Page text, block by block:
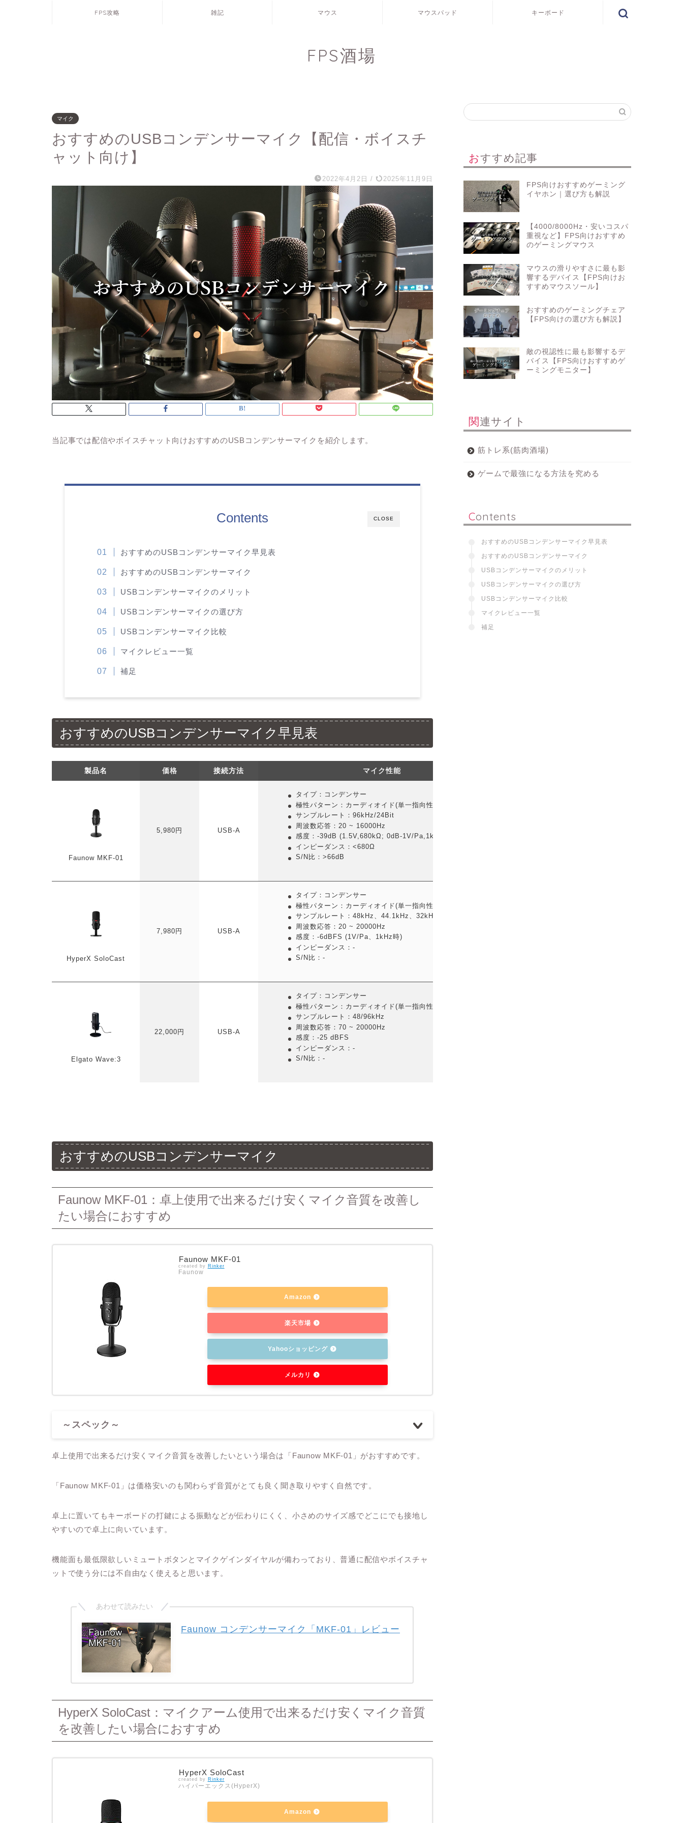
FPS攻略 雑記 マウス マウスパッド キーボード
FPS酒場
マイク
おすすめのUSBコンデンサーマイク【配信・ボイスチ
ャット向け】
2022年4月2日 / 2025年11月9日
当記事では配信やボイスチャット向けおすすめのUSBコンデンサーマイク を紹介します。
CLOSE
Contents
おすすめのUSBコンデンサーマイク早見表
おすすめのUSBコンデンサーマイク
USBコンデンサーマイクのメリット
USBコンデンサーマイクの選び方
USBコンデンサーマイク比較
マイクレビュー一覧
補足
おすすめのUSBコンデンサーマイク早見表
製品名 価格 接続方法 マイク性能
Faunow MKF-01
5,980円 USB-A
タイプ：コンデンサー
極性パターン：カーディオイド(単一指向性)
サンプルレート：96kHz/24Bit
周波数応答：20 ~ 16000Hz
感度：-39dB (1.5V,680kΩ; 0dB-1V/Pa,1kHz)
インピーダンス：<680Ω
S/N比：>66dB
HyperX SoloCast
7,980円 USB-A
タイプ：コンデンサー
極性パターン：カーディオイド(単一指向性)
サンプルレート：48kHz、44.1kHz、32kHz、16kHz、8kHz
周波数応答：20 ~ 20000Hz
感度：-6dBFS (1V/Pa、1kHz時)
インピーダンス：-
S/N比：-
Elgato Wave:3
22,000円 USB-A
タイプ：コンデンサー
極性パターン：カーディオイド(単一指向性)
サンプルレート：48/96kHz
周波数応答：70 ~ 20000Hz
感度：-25 dBFS
インピーダンス：-
S/N比：-
おすすめのUSBコンデンサーマイク
Faunow MKF-01：卓上使用で出来るだけ安くマイク音質を改善し
たい場合におすすめ
Faunow MKF-01
created by Rinker
Faunow
Amazon
楽天市場
Yahooショッピング
メルカリ
～スペック～
卓上使用で出来るだけ安くマイク音質を改善したいという場合は「Faunow MKF-01」がおすすめです。
「Faunow MKF-01」は価格安いのも関わらず音質がとても良く聞き取りやすく自然です。
卓上に置いてもキーボードの打鍵による振動などが伝わりにくく、小さめのサイズ感でどこにでも接地し
やすいので卓上に向いています。
機能面も最低限欲しいミュートボタンとマイクゲインダイヤルが備わっており、普通に配信やボイスチャ
ットで使う分には不自由なく使えると思います。
Faunow コンデンサーマイク「MKF-01」レビュー
HyperX SoloCast：マイクアーム使用で出来るだけ安くマイク音質
を改善したい場合におすすめ
HyperX SoloCast
created by Rinker
ハイパーエックス(HyperX)
Amazon
おすすめ記事
FPS向けおすすめゲーミング
イヤホン｜選び方も解説
【4000/8000Hz・安いコスパ
重視など】FPS向けおすすめ
のゲーミングマウス
マウスの滑りやすさに最も影
響するデバイス【FPS向けお
すすめマウスソール】
おすすめのゲーミングチェア
【FPS向けの選び方も解説】
敵の視認性に最も影響するデ
バイス【FPS向けおすすめゲ
ーミングモニター】
関連サイト
筋トレ系(筋肉酒場)
ゲームで最強になる方法を究める
Contents
おすすめのUSBコンデンサーマイク早見表
おすすめのUSBコンデンサーマイク
USBコンデンサーマイクのメリット
USBコンデンサーマイクの選び方
USBコンデンサーマイク比較
マイクレビュー一覧
補足